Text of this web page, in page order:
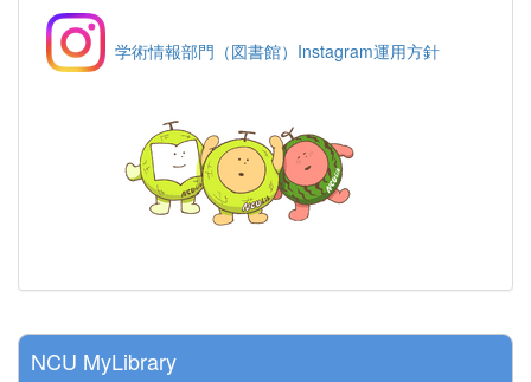
学術情報部門（図書館）Instagram運用方針
NCU MyLibrary